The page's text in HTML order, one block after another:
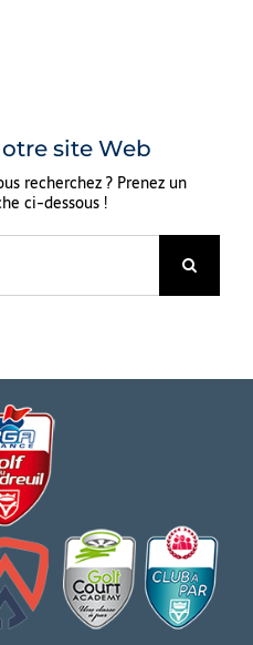
site Web
recherchez ? Prenez un
ci-dessous !